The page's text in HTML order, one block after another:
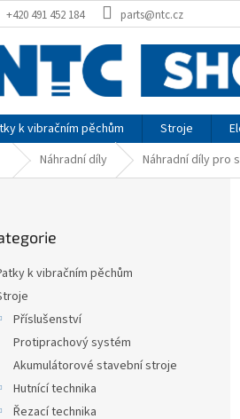
+420 491 452 184 parts@ntc.cz
k vibračním pěchům Stroje
Domů Náhradní díly Náhradní díly pro
k vibračním pěchům
Příslušenství
Protiprachový systém
Akumulátorové stavební stroje
Hutnící technika
Řezací technika